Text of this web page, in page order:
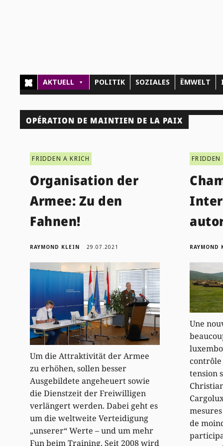
AKTUELL POLITIK SOZIALES ËMWELT
OPÉRATION DE MAINTIEN DE LA PAIX
FRIDDEN A KRICH
Organisation der
Armee: Zu den
Fahnen!
RAYMOND KLEIN 29.07.2021
Um die Attraktivität der Armee
zu erhöhen, sollen besser
Ausgebildete angeheuert sowie
die Dienstzeit der Freiwilligen
verlängert werden. Dabei geht es
um die weltweite Verteidigung
„unserer“ Werte – und um mehr
Fun beim Training. Seit 2008 wird
FRIDDEN
RAYMOND
Une
tension
de